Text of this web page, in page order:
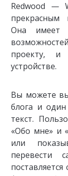
Redwood —
прекрасным
Она имеет
проекту, и
устройстве.
Вы можете
блога и
текст.
«Обо мне» и
или
перевести